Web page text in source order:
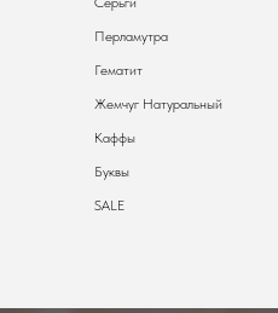
Перламутра
Гематит
Жемчуг Натуральный
Каффы
Буквы
SALE